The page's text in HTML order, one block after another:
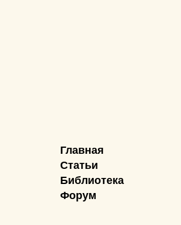
Главная
Статьи
Библиотека
Форум